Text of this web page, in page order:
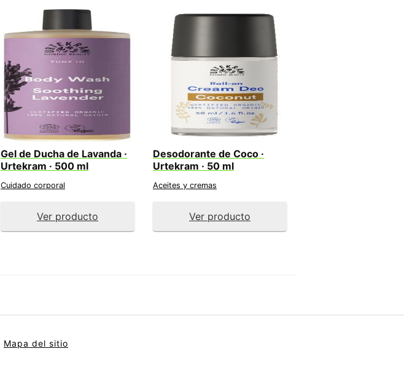
Gel de Ducha de Lavanda ·
Urtekram · 500 ml
Cuidado corporal
Ver producto
Desodorante de Coco ·
Urtekram · 50 ml
Aceites y cremas
Ver producto
Mapa del sitio